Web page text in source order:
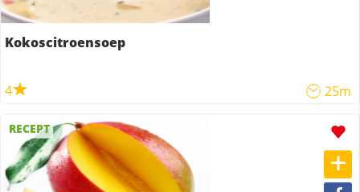
Kokoscitroensoep
4 25m
RECEPT